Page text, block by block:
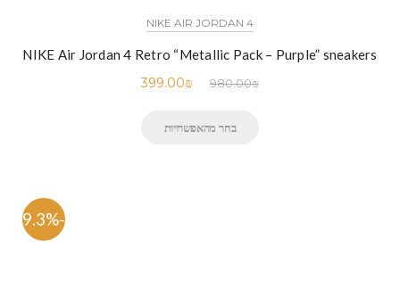
NIKE AIR JORDAN 4
NIKE Air Jordan 4 Retro “Metallic Pack – Purple” sneakers
980.00₪
399.00₪
בחר מהאפשרויות
-59.3%